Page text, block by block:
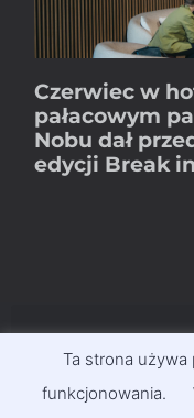
Czerwiec w
pałacowym
Nobu dał
edycji Break
Ta strona
funkcjonowania.